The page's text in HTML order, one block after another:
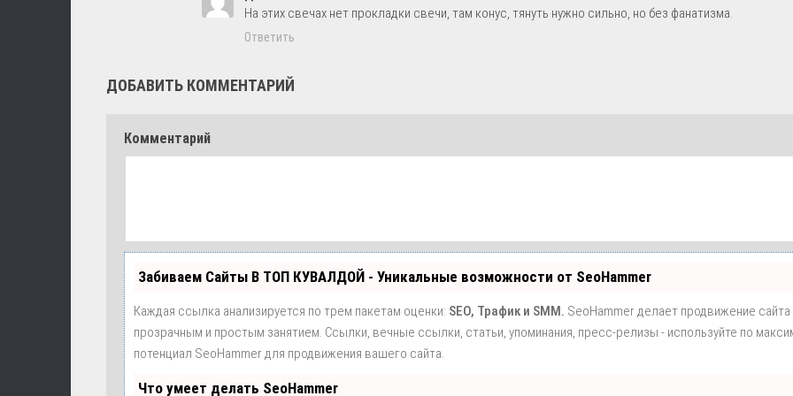
На этих свечах нет прокладки свечи, там конус, тянуть нужно сильно, но без фанатизма.
Ответить
ДОБАВИТЬ КОММЕНТАРИЙ
Комментарий
Забиваем Сайты В ТОП КУВАЛДОЙ - Уникальные возможности от SeoHammer
Каждая ссылка анализируется по трем пакетам оценки: SEO, Трафик и SMM. SeoHammer делает продвижение сайта
прозрачным и простым занятием. Ссылки, вечные ссылки, статьи, упоминания, пресс-релизы - используйте по
потенциал SeoHammer для продвижения вашего сайта.
Что умеет делать SeoHammer